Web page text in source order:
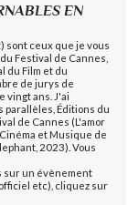
EN
sont ceux que je vous
Festival de Cannes,
du Film et du
de jurys de
vingt ans. J'ai
parallèles, Éditions du
de Cannes (L'amor
et Musique de
2023). Vous
sur un évènement
etc), cliquez sur